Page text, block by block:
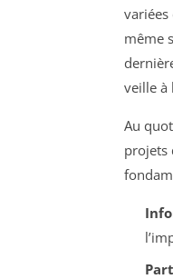
variées
même
veille à
Au
projets